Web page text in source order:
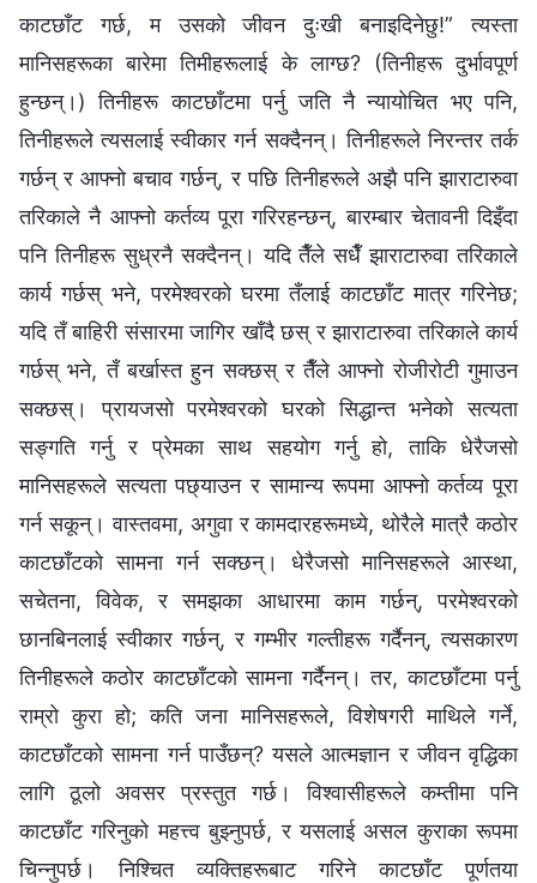
काटछाँट गर्छ, म उसको जीवन दुःखी बनाइदिनेछु!” त्यस्ता
मानिसहरूका बारेमा तिमीहरूलाई के लाग्छ? (तिनीहरू दुर्भावपूर्ण
हुन्छन्।) तिनीहरू काटछाँटमा पर्नु जति नै न्यायोचित भए पनि,
तिनीहरूले त्यसलाई स्वीकार गर्न सक्दैनन्। तिनीहरूले निरन्तर तर्क
गर्छन् र आफ्नो बचाव गर्छन्, र पछि तिनीहरूले अझै पनि झाराटारुवा
तरिकाले नै आफ्नो कर्तव्य पूरा गरिरहन्छन्, बारम्बार चेतावनी दिइँदा
पनि तिनीहरू सुध्रनै सक्दैनन्। यदि तैँले सधैँ झाराटारुवा तरिकाले
कार्य गर्छस् भने, परमेश्‍वरको घरमा तँलाई काटछाँट मात्र गरिनेछ;
यदि तँ बाहिरी संसारमा जागिर खाँदै छस् र झाराटारुवा तरिकाले कार्य
गर्छस् भने, तँ बर्खास्त हुन सक्छस् र तैँले आफ्नो रोजीरोटी गुमाउन
सक्छस्। प्रायजसो परमेश्‍वरको घरको सिद्धान्त भनेको सत्यता
सङ्गति गर्नु र प्रेमका साथ सहयोग गर्नु हो, ताकि धेरैजसो
मानिसहरूले सत्यता पछ्याउन र सामान्य रूपमा आफ्नो कर्तव्य पूरा
गर्न सकून्। वास्तवमा, अगुवा र कामदारहरूमध्ये, थोरैले मात्रै कठोर
काटछाँटको सामना गर्न सक्छन्। धेरैजसो मानिसहरूले आस्था,
सचेतना, विवेक, र समझका आधारमा काम गर्छन्, परमेश्‍वरको
छानबिनलाई स्वीकार गर्छन्, र गम्भीर गल्तीहरू गर्दैनन्, त्यसकारण
तिनीहरूले कठोर काटछाँटको सामना गर्दैनन्। तर, काटछाँटमा पर्नु
राम्रो कुरा हो; कति जना मानिसहरूले, विशेषगरी माथिले गर्ने,
काटछाँटको सामना गर्न पाउँछन्? यसले आत्मज्ञान र जीवन वृद्धिका
लागि ठूलो अवसर प्रस्तुत गर्छ। विश्‍वासीहरूले कम्तीमा पनि
काटछाँट गरिनुको महत्त्व बुझ्नुपर्छ, र यसलाई असल कुराका रूपमा
चिन्नुपर्छ। निश्चित व्यक्तिहरूबाट गरिने काटछाँट पूर्णतया